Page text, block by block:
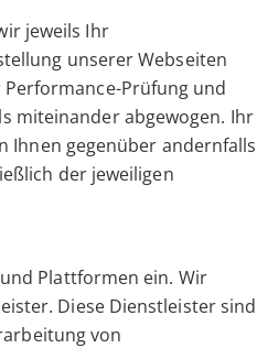
jeweils Ihr
unserer Webseiten
Prüfung und
miteinander abgewogen. Ihr
Ihnen gegenüber andernfalls
der jeweiligen
Plattformen ein. Wir
Diese Dienstleister sind
von